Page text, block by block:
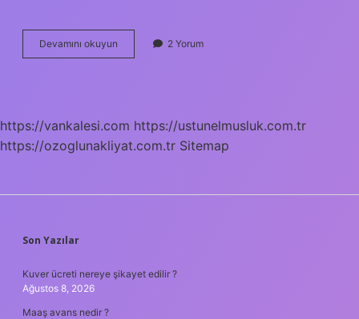
Devamını okuyun
Ne
2 Yorum
https://vankalesi.com https://ustunelmusluk.com.tr
https://ozoglunakliyat.com.tr Sitemap
SIDEBAR
Son Yazılar
Kuver ücreti nereye şikayet edilir ?
Ağustos 8, 2026
Maaş avans nedir ?